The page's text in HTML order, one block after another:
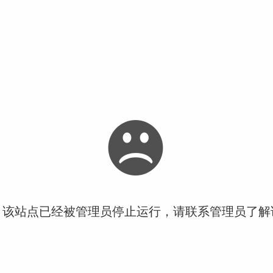
站点已经被管理员停止运行，请联系管理员了